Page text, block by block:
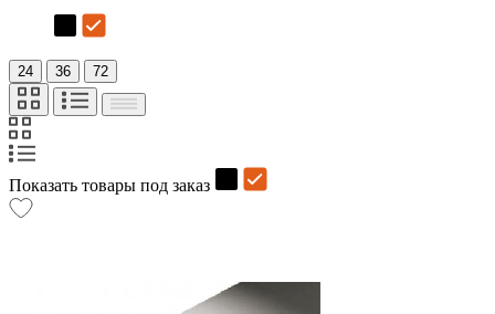
24 36 72
Показать товары под заказ